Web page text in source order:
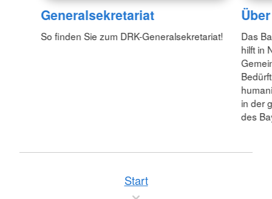
Generalsekretariat
So finden Sie zum DRK-Generalsekretariat!
Das
hilft in
in der
des
Start